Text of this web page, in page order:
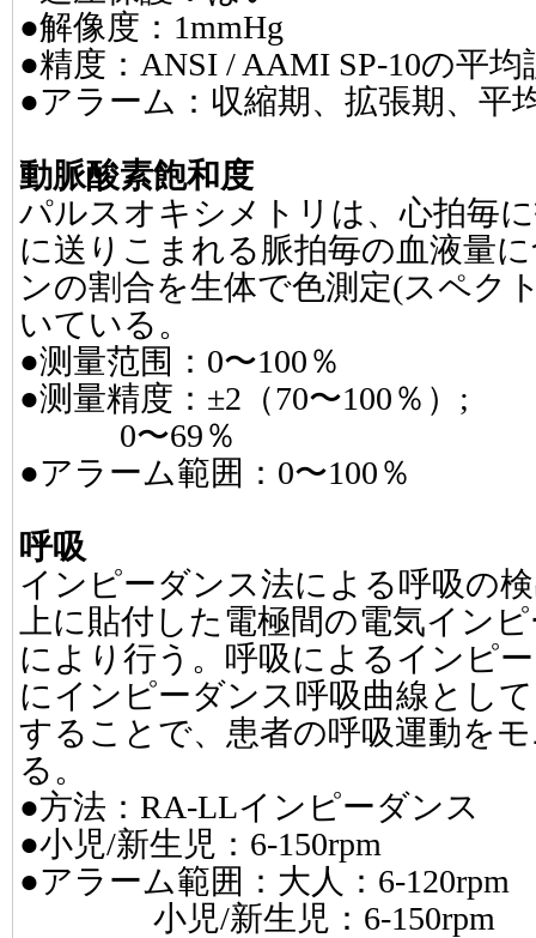
●解像度：1mmHg
●精度：ANSI / AAMI SP-10の平
●アラーム：収縮期、拡張期、平
動脈酸素飽和度
パルスオキシメトリは、心拍毎
に送りこまれる脈拍毎の血液量
ンの割合を生体で色測定(スペク
いている。
●测量范围：0〜100％
●测量精度：±2（70〜100％）;
0〜69％
●アラーム範囲：0〜100％
呼吸
インピーダンス法による呼吸の
上に貼付した電極間の電気イン
により行う。呼吸によるインピ
にインピーダンス呼吸曲線とし
することで、患者の呼吸運動を
る。
●方法：RA-LLインピーダンス
●小児/新生児：6-150rpm
●アラーム範囲：大人：6-120rpm
小児/新生児：6-150rpm